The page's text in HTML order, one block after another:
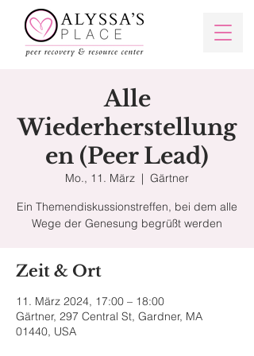
Alle
Wiederherstellung
en (Peer Lead)
Mo., 11. März
  |
Gärtner
Ein Themendiskussionstreffen, bei dem alle
Wege der Genesung begrüßt werden
Zeit & Ort
11. März 2024, 17:00 – 18:00
Gärtner, 297 Central St, Gardner, MA
01440, USA